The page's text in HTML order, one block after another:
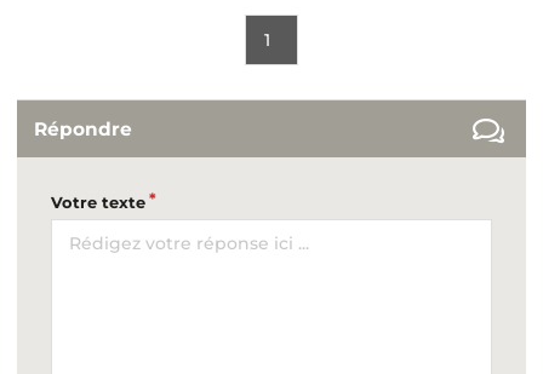
1
Répondre
Votre texte